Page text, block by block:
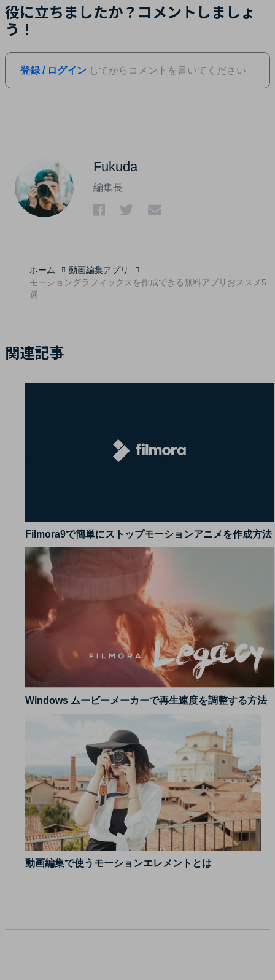
役に立ちましたか？コメントしましょ
う！
登録 / ログイン してからコメントを書いてください
Fukuda
編集長
ホーム
動画編集アプリ
モーショングラフィックスを作成できる無料アプリおススメ5
選
関連記事
Filmora9で簡単にストップモーションアニメを作成方法
Windows ムービーメーカーで再生速度を調整する方法
動画編集で使うモーションエレメントとは